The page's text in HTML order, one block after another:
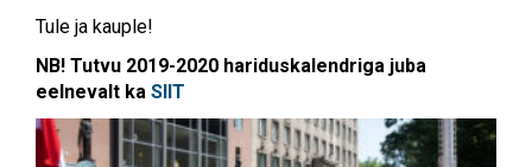
Tule ja kauple!
NB! Tutvu 2019-2020 hariduskalendriga juba
eelnevalt ka SIIT